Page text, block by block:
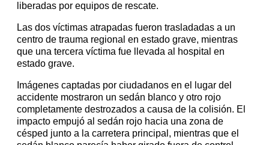
liberadas por equipos de rescate.
Las dos víctimas atrapadas fueron trasladadas a un
centro de trauma regional en estado grave, mientras
que una tercera víctima fue llevada al hospital en
estado grave.
Imágenes captadas por ciudadanos en el lugar del
accidente mostraron un sedán blanco y otro rojo
completamente destrozados a causa de la colisión. El
impacto empujó al sedán rojo hacia una zona de
césped junto a la carretera principal, mientras que el